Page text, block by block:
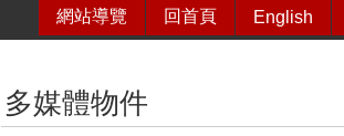
網站導覽 回首頁 English
多媒體物件